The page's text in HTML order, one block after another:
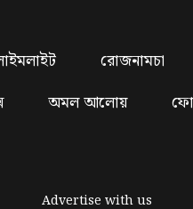
রোজনামচা
অমল আলোয়
Advertise with us